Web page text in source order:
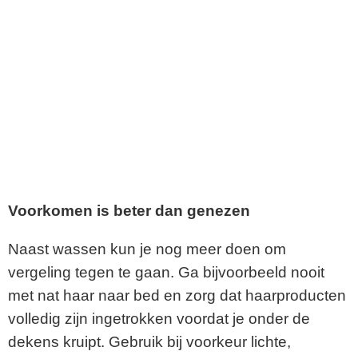
Voorkomen is beter dan genezen
Naast wassen kun je nog meer doen om
vergeling tegen te gaan. Ga bijvoorbeeld nooit
met nat haar naar bed en zorg dat haarproducten
volledig zijn ingetrokken voordat je onder de
dekens kruipt. Gebruik bij voorkeur lichte,